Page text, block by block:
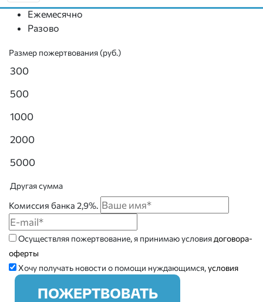
Ежемесячно
Разово
Размер пожертвования (руб.)
300
500
1000
2000
5000
Другая сумма
Комиссия банка 2,9%.
Осуществляя пожертвование, я принимаю условия договора-
оферты
Хочу получать новости о помощи нуждающимся,условия
ПОЖЕРТВОВАТЬ